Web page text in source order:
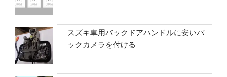
スズキ車用バックドアハンドルに安いバ
ックカメラを付ける